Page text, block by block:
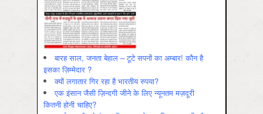
बारह साल, जनता बेहाल – टूटे सपनों का अम्बार! कौन है
इसका ज़िम्मेदार ?
क्यों लगातार गिर रहा है भारतीय रुपया?
एक इंसान जैसी ज़िन्दगी जीने के लिए न्यूनतम मज़दूरी
कितनी होनी चाहिए?